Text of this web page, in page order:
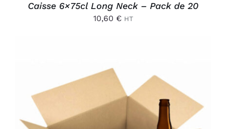
Caisse 6×75cl Long Neck – Pack de 20
10,60 € HT